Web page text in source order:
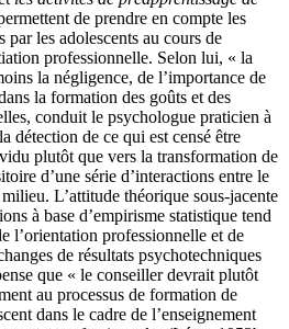
de prendre en compte les
par les adolescents au cours de
professionnelle. Selon lui, « la
la négligence, de l’importance de
la formation des goûts et des
conduit le psychologue praticien à
détection de ce qui est censé être
plutôt que vers la transformation de
d’une série d’interactions entre le
L’attitude théorique sous-jacente
à base d’empirisme statistique tend
l’orientation professionnelle et de
de résultats psychotechniques
que « le conseiller devrait plutôt
au processus de formation de
dans le cadre de l’enseignement